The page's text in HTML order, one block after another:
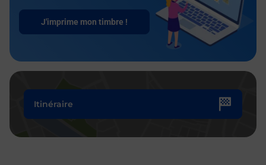
J'imprime mon timbre !
Itinéraire